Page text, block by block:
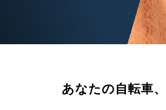
あなたの自転車、